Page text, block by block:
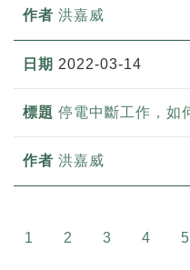
洪嘉威
2022-03-14
停電中斷工作，如
洪嘉威
1 2 3 4 5